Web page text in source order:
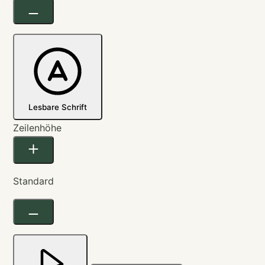
Lesbare Schrift
Zeilenhöhe
Standard